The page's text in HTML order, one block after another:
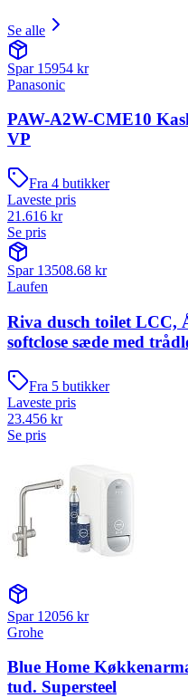
Se alle
Spar 15954 kr
Panasonic
PAW-A2W-CME10
VP
Fra 4 butikker
Laveste pris
21.616 kr
Se pris
Spar 13508.68 kr
Laufen
Riva dusch toilet LCC,
softclose sæde med
Fra 5 butikker
Laveste pris
23.456 kr
Se pris
Spar 12056 kr
Grohe
Blue Home
tud. Supersteel